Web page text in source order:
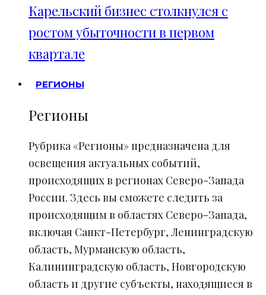
Карельский бизнес столкнулся с
ростом убыточности в первом
квартале
РЕГИОНЫ
Регионы
Рубрика «Регионы» предназначена для
освещения актуальных событий,
происходящих в регионах Северо-Запада
России. Здесь вы сможете следить за
происходящим в областях Северо-Запада,
включая Санкт-Петербург, Ленинградскую
область, Мурманскую область,
Калининградскую область, Новгородскую
область и другие субъекты, находящиеся в